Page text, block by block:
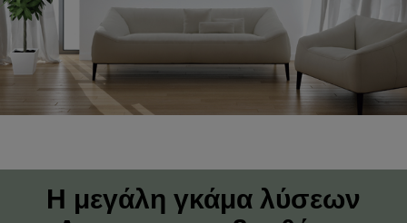
Η μεγάλη γκάμα λύσεων